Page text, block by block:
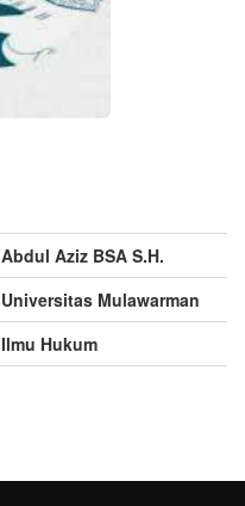
Abdul Aziz BSA S.H.
Universitas Mulawarman
Ilmu Hukum